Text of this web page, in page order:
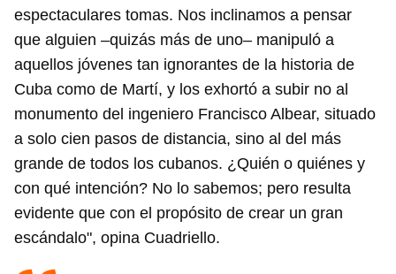
espectaculares tomas. Nos inclinamos a pensar
que alguien ‒quizás más de uno‒ manipuló a
aquellos jóvenes tan ignorantes de la historia de
Cuba como de Martí, y los exhortó a subir no al
monumento del ingeniero Francisco Albear, situado
a solo cien pasos de distancia, sino al del más
grande de todos los cubanos. ¿Quién o quiénes y
con qué intención? No lo sabemos; pero resulta
evidente que con el propósito de crear un gran
escándalo", opina Cuadriello.